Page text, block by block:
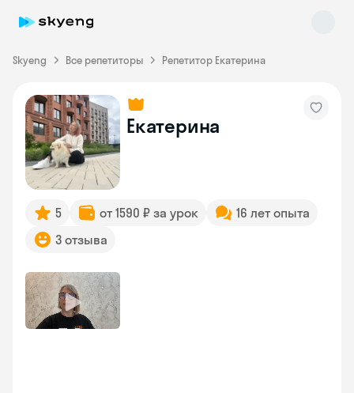
Skyeng Все репетиторы Репетитор Екатерина
Екатерина
5 от 1590 ₽ за урок
16 лет опыта
3 отзыва
Skyeng Chat
online